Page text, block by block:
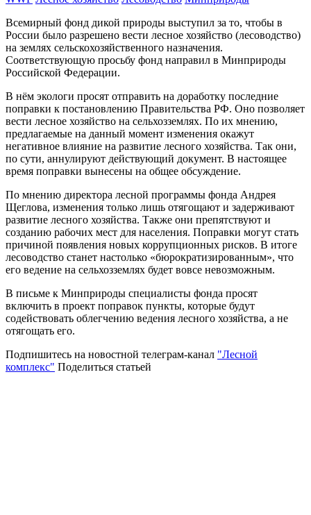
Всемирный фонд дикой природы выступил за то, чтобы в
России было разрешено вести лесное хозяйство (лесоводство)
на землях сельскохозяйственного назначения.
Соответствующую просьбу фонд направил в Минприроды
Российской Федерации.
В нём экологи просят отправить на доработку последние
поправки к постановлению Правительства РФ. Оно позволяет
вести лесное хозяйство на сельхозземлях. По их мнению,
предлагаемые на данный момент изменения окажут
негативное влияние на развитие лесного хозяйства. Так они,
по сути, аннулируют действующий документ. В настоящее
время поправки вынесены на общее обсуждение.
По мнению директора лесной программы фонда Андрея
Щеглова, изменения только лишь отягощают и задерживают
развитие лесного хозяйства. Также они препятствуют и
созданию рабочих мест для населения. Поправки могут стать
причиной появления новых коррупционных рисков. В итоге
лесоводство станет настолько «бюрократизированным», что
его ведение на сельхозземлях будет вовсе невозможным.
В письме к Минприроды специалисты фонда просят
включить в проект поправок пункты, которые будут
содействовать облегчению ведения лесного хозяйства, а не
отягощать его.
Подпишитесь на новостной телеграм-канал "Лесной
комплекс" Поделиться статьей